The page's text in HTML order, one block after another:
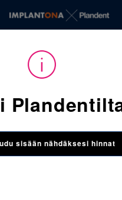
sisään nähdäksesi hinnat